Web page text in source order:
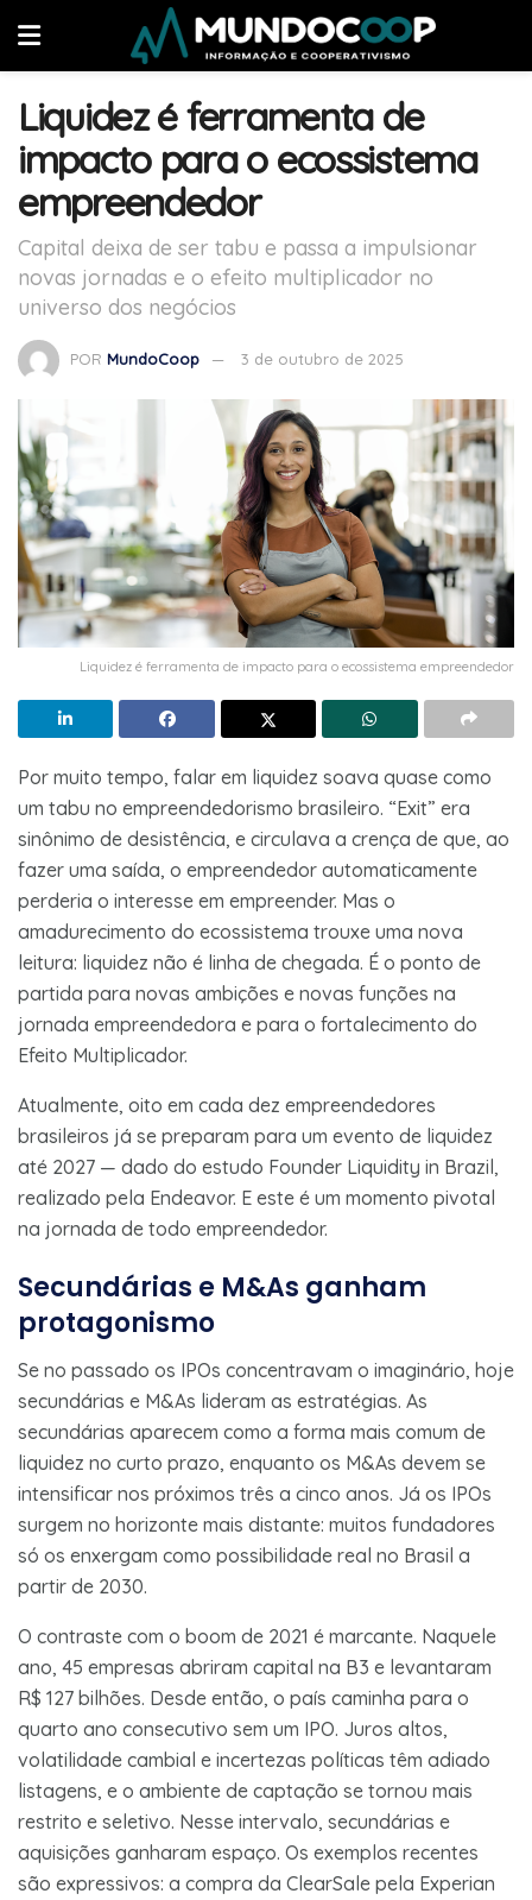
Liquidez é ferramenta de
impacto para o ecossistema
empreendedor
Capital deixa de ser tabu e passa a impulsionar
novas jornadas e o efeito multiplicador no
universo dos negócios
POR MundoCoop 3 de outubro de 2025
Liquidez é ferramenta de impacto para o ecossistema empreendedor
Por muito tempo, falar em liquidez soava quase como
um tabu no empreendedorismo brasileiro. “Exit” era
sinônimo de desistência, e circulava a crença de que, ao
fazer uma saída, o empreendedor automaticamente
perderia o interesse em empreender. Mas o
amadurecimento do ecossistema trouxe uma nova
leitura: liquidez não é linha de chegada. É o ponto de
partida para novas ambições e novas funções na
jornada empreendedora e para o fortalecimento do
Efeito Multiplicador.
Atualmente, oito em cada dez empreendedores
brasileiros já se preparam para um evento de liquidez
até 2027 — dado do estudo Founder Liquidity in Brazil,
realizado pela Endeavor. E este é um momento pivotal
na jornada de todo empreendedor.
Secundárias e M&As ganham
protagonismo
Se no passado os IPOs concentravam o imaginário, hoje
secundárias e M&As lideram as estratégias. As
secundárias aparecem como a forma mais comum de
liquidez no curto prazo, enquanto os M&As devem se
intensificar nos próximos três a cinco anos. Já os IPOs
surgem no horizonte mais distante: muitos fundadores
só os enxergam como possibilidade real no Brasil a
partir de 2030.
O contraste com o boom de 2021 é marcante. Naquele
ano, 45 empresas abriram capital na B3 e levantaram
R$ 127 bilhões. Desde então, o país caminha para o
quarto ano consecutivo sem um IPO. Juros altos,
volatilidade cambial e incertezas políticas têm adiado
listagens, e o ambiente de captação se tornou mais
restrito e seletivo. Nesse intervalo, secundárias e
aquisições ganharam espaço. Os exemplos recentes
são expressivos: a compra da ClearSale pela Experian